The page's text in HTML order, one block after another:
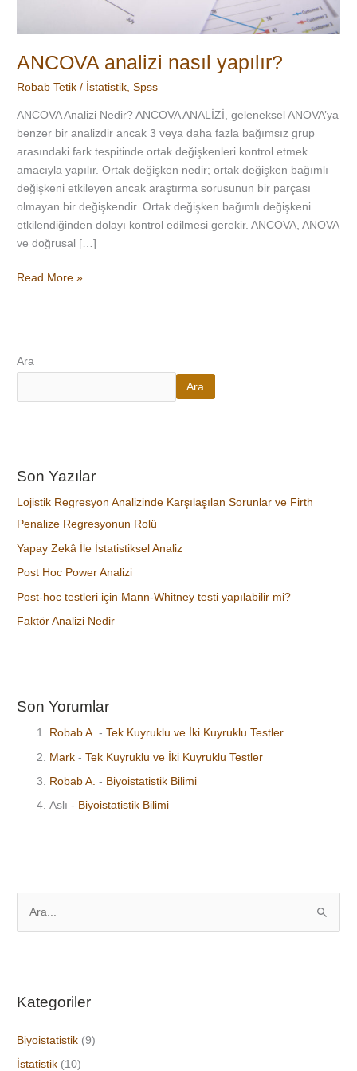
ANCOVA analizi nasıl yapılır?
Robab Tetik/ İstatistik,Spss
ANCOVA Analizi Nedir? ANCOVA ANALİZİ, geleneksel ANOVA’ya
benzer bir analizdir ancak 3 veya daha fazla bağımsız grup
arasındaki fark tespitinde ortak değişkenleri kontrol etmek
amacıyla yapılır. Ortak değişken nedir; ortak değişken bağımlı
değişkeni etkileyen ancak araştırma sorusunun bir parçası
olmayan bir değişkendir. Ortak değişken bağımlı değişkeni
etkilendiğinden dolayı kontrol edilmesi gerekir. ANCOVA, ANOVA
ve doğrusal […]
Read More »
Ara
Ara
Son Yazılar
Lojistik Regresyon Analizinde Karşılaşılan Sorunlar ve Firth
Penalize Regresyonun Rolü
Yapay Zekâ İle İstatistiksel Analiz
Post Hoc Power Analizi
Post-hoc testleri için Mann-Whitney testi yapılabilir mi?
Faktör Analizi Nedir
Son Yorumlar
Robab A. -Tek Kuyruklu ve İki Kuyruklu Testler
Mark -Tek Kuyruklu ve İki Kuyruklu Testler
Robab A. - Biyoistatistik Bilimi
Aslı - Biyoistatistik Bilimi
c
f
o
Kategoriler
Biyoistatistik (9)
İstatistik (10)